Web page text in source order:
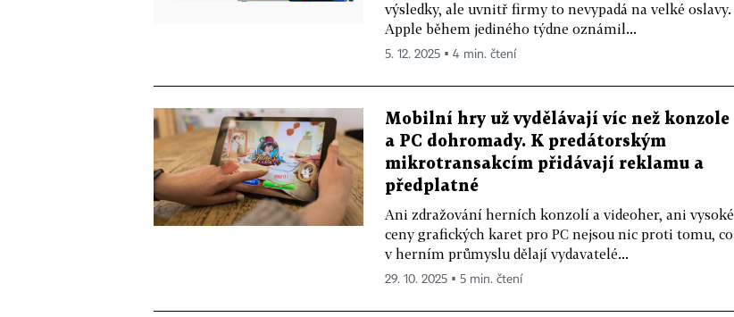
výsledky, ale uvnitř firmy to nevypadá na velké oslavy.
Apple během jediného týdne oznámil...
5. 12. 2025 ▪ 4 min. čtení
Mobilní hry už vydělávají víc než konzole
a PC dohromady. K predátorským
mikrotransakcím přidávají reklamu a
předplatné
Ani zdražování herních konzolí a videoher, ani vysoké
ceny grafických karet pro PC nejsou nic proti tomu, co
v herním průmyslu dělají vydavatelé...
29. 10. 2025 ▪ 5 min. čtení